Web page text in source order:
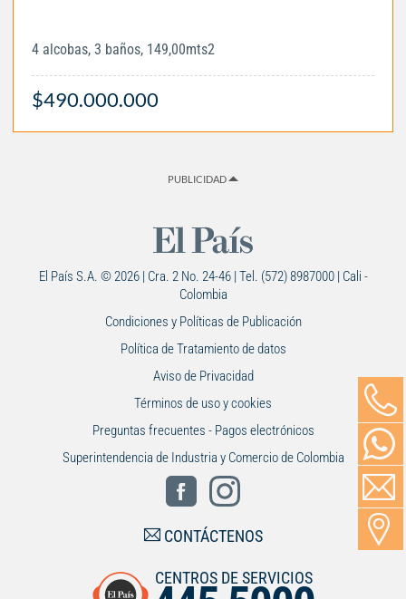
4 alcobas, 3 baños, 149,00mts2
$490.000.000
PUBLICIDAD
El País S.A. © 2026 | Cra. 2 No. 24-46 | Tel. (572) 8987000 | Cali -
Colombia
Condiciones y Políticas de Publicación
Política de Tratamiento de datos
Aviso de Privacidad
Términos de uso y cookies
Preguntas frecuentes - Pagos electrónicos
Superintendencia de Industria y Comercio de Colombia
CONTÁCTENOS
CENTROS DE SERVICIOS